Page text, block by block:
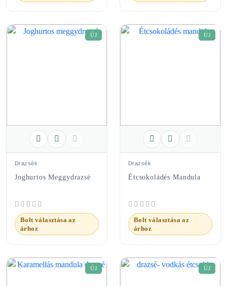
ÚJ
Drazsék
Joghurtos Meggydrazsé
Bolt választása az
árhoz
ÚJ
Drazsék
Étcsokoládés Mandula
Bolt választása az
árhoz
ÚJ ÚJ